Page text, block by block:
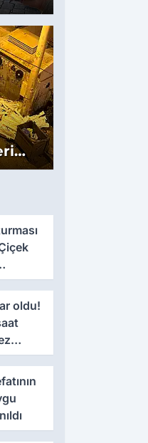
oldu!